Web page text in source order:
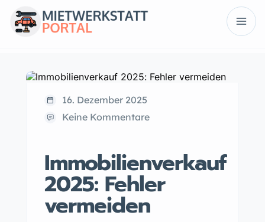
16. Dezember 2025
Keine Kommentare
Immobilienverkauf
2025: Fehler
vermeiden